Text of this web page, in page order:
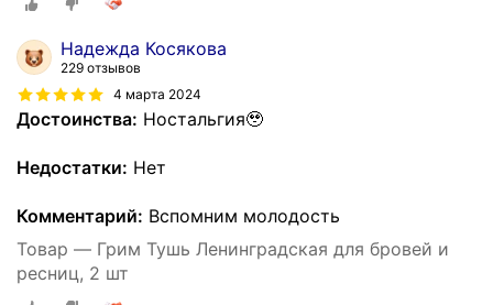
Надежда Косякова
229 отзывов
4 марта 2024
Достоинства: Ностальгия🥹
Недостатки: Нет
Комментарий: Вспомним молодость
Товар — Грим Тушь Ленинградская для бровей и
ресниц, 2 шт